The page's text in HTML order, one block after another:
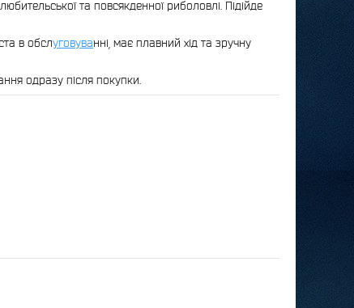
та повсякденної риболовлі. Підійде
в обслуговуванні, має плавний хід та зручну
одразу після покупки.